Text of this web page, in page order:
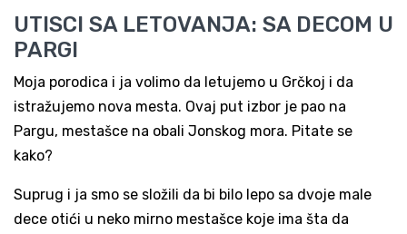
UTISCI SA LETOVANJA: SA DECOM U
PARGI
Moja porodica i ja volimo da letujemo u Grčkoj i da
istražujemo nova mesta. Ovaj put izbor je pao na
Pargu, mestašce na obali Jonskog mora. Pitate se
kako?
Suprug i ja smo se složili da bi bilo lepo sa dvoje male
dece otići u neko mirno mestašce koje ima šta da